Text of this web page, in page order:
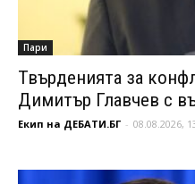
Пари
Твърденията за
Димитър Главчев с
Екип на ДЕБАТИ.БГ - 08.08.2026,